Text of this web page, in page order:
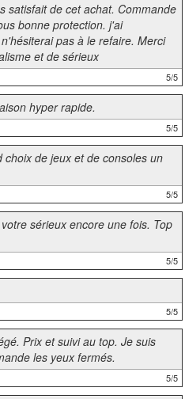
satisfait de cet achat. Commande
bonne protection. j'ai
pas à le refaire. Merci
et de sérieux
5/5
hyper rapide.
5/5
de jeux et de consoles un
5/5
sérieux encore une fois. Top
5/5
5/5
Prix et suivi au top. Je suis
les yeux fermés.
5/5